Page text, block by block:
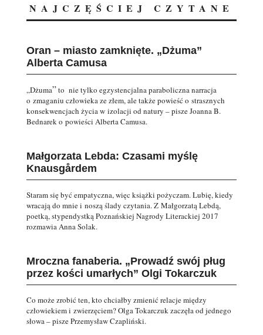
NAJCZĘŚCIEJ CZYTANE
Oran – miasto zamknięte. „Dżuma”
Alberta Camusa
„Dżuma”to nie tylko egzystencjalna paraboliczna narracja
o zmaganiu człowieka ze złem, ale także powieść o strasznych
konsekwencjach życia w izolacji od natury – pisze Joanna B.
Bednarek o powieści Alberta Camusa.
Małgorzata Lebda: Czasami myślę
Knausgårdem
Staram się być empatyczna, więc książki pożyczam. Lubię, kiedy
wracają do mnie i noszą ślady czytania. Z Małgorzatą Lebdą,
poetką, stypendystką Poznańskiej Nagrody Literackiej 2017
rozmawia Anna Solak.
Mroczna fanaberia. „Prowadź swój pług
przez kości umarłych” Olgi Tokarczuk
Co może zrobić ten, kto chciałby zmienić relacje między
człowiekiem i zwierzęciem? Olga Tokarczuk zaczęła od jednego
słowa – pisze Przemysław Czapliński.